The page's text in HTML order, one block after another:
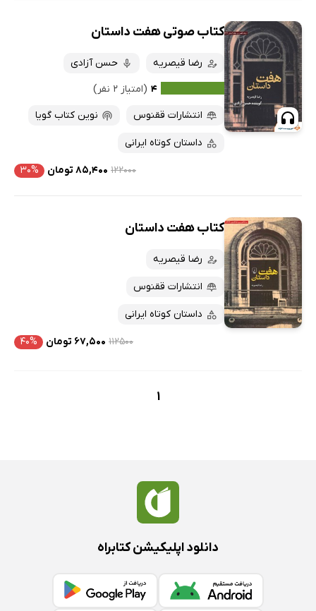
کتاب صوتی هفت داستان
رضا قیصریه
حسن آزادی
۴ (امتیاز ۲ نفر)
انتشارات ققنوس
نوین کتاب گویا
داستان کوتاه ایرانی
۱۲۲۰۰۰ ۸۵,۴۰۰ تومان ۳۰%
کتاب هفت داستان
رضا قیصریه
انتشارات ققنوس
داستان کوتاه ایرانی
۱۱۲۵۰۰ ۶۷,۵۰۰ تومان ۴۰%
1
دانلود اپلیکیشن کتابراه